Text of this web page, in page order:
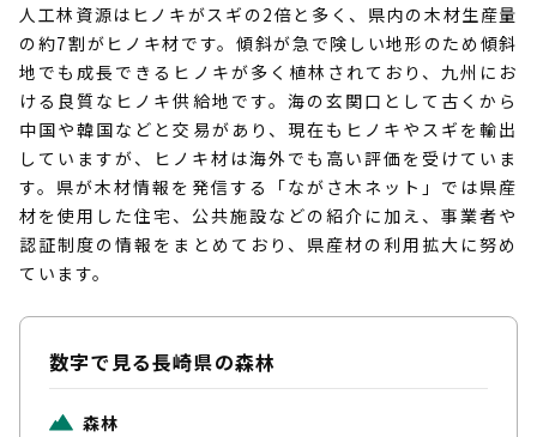
人工林資源はヒノキがスギの2倍と多く、県内の木材生産量
の約7割がヒノキ材です。傾斜が急で険しい地形のため傾斜
地でも成長できるヒノキが多く植林されており、九州にお
ける良質なヒノキ供給地です。海の玄関口として古くから
中国や韓国などと交易があり、現在もヒノキやスギを輸出
していますが、ヒノキ材は海外でも高い評価を受けていま
す。県が木材情報を発信する「ながさ木ネット」では県産
材を使用した住宅、公共施設などの紹介に加え、事業者や
認証制度の情報をまとめており、県産材の利用拡大に努め
ています。
数字で見る長崎県の森林
森林